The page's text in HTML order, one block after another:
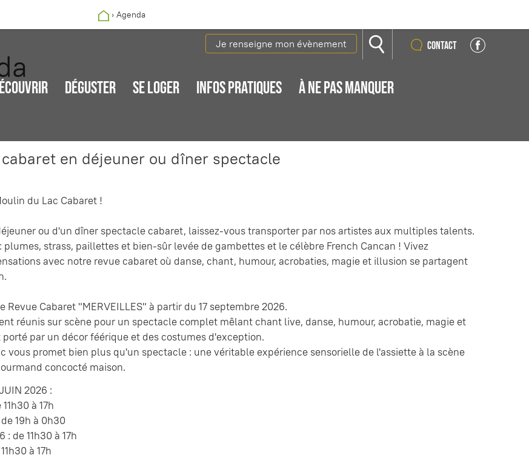
Je renseigne mon évènement Contact
DÉGUSTER SE LOGER INFOS PRATIQUES À NE PAS MANQUER
› Agenda
en déjeuner ou dîner spectacle
du Lac Cabaret !
ou d'un dîner spectacle cabaret, laissez-vous transporter par nos artistes aux multiples talents.
plumes, strass, paillettes et bien-sûr levée de gambettes et le célèbre French Cancan ! Vivez
avec notre revue cabaret où danse, chant, humour, acrobaties, magie et illusion se partagent
Revue Cabaret "MERVEILLES" à partir du 17 septembre 2026.
réunis sur scène pour un spectacle complet mêlant chant live, danse, humour, acrobatie, magie et
par un décor féérique et des costumes d'exception.
vous promet bien plus qu'un spectacle : une véritable expérience sensorielle de l'assiette à la scène
concocté maison.
2026 :
à 17h
19h à 0h30
de 11h30 à 17h
à 17h